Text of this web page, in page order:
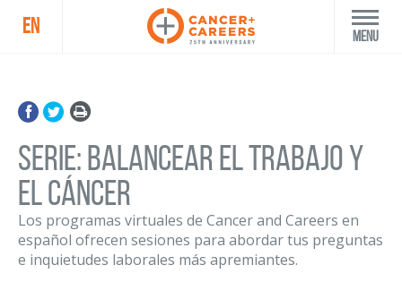
EN Menu
Serie: Balancear el trabajo y
el cáncer
Los programas virtuales de Cancer and Careers en
español ofrecen sesiones para abordar tus preguntas
e inquietudes laborales más apremiantes.